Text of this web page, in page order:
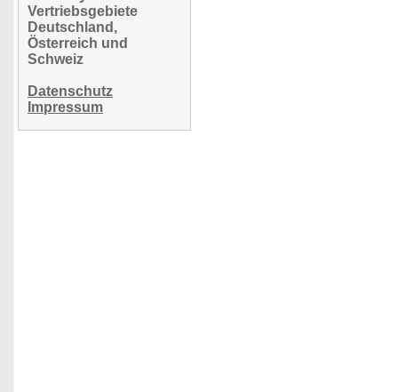
Vertriebsgebiete
Deutschland,
Österreich und
Schweiz
Datenschutz
Impressum